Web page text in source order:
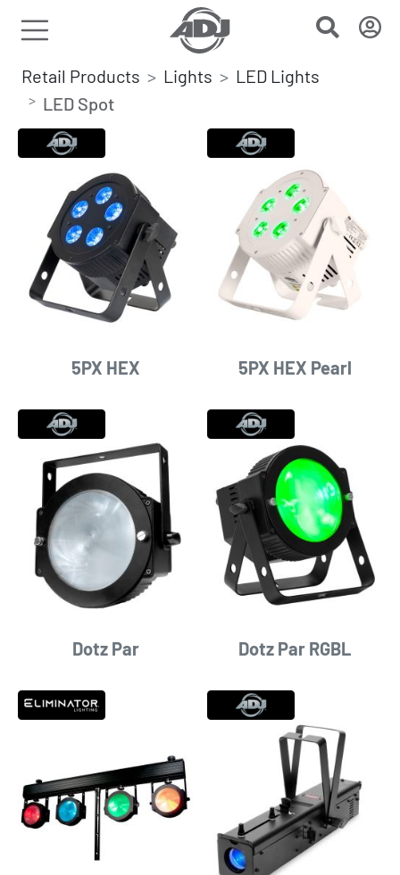
Retail Products Lights
LED Lights
LED Spot
5PX HEX 5PX HEX Pearl
Dotz Par Dotz Par RGBL